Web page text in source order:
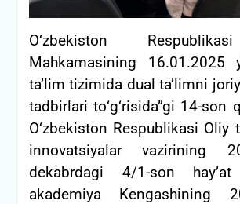
О‘zbekiston
Mahkamasining 16.01.2025
ta’lim tizimida dual ta’limni
tadbirlari tо‘g‘risida”gi 14-son
О‘zbekiston Respublikasi Oliy
innovatsiyalar vazirining
dekabrdagi 4/1-son
akademiya Kengashining